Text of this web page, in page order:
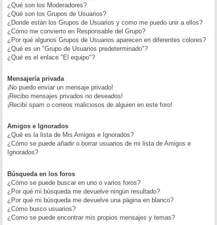
¿Qué son los Moderadores?
¿Qué son los Grupos de Usuarios?
¿Donde están los Grupos de Usuarios y como me puedo unir a ellos?
¿Cómo me convierto en Responsable del Grupo?
¿Por qué algunos Grupos de Usuarios aparecen en diferentes colores?
¿Qué es un "Grupo de Usuarios predeterminado"?
¿Qué es el enlace "El equipo"?
Mensajería privada
¡No puedo enviar un mensaje privado!
¡Recibo mensajes privados no deseados!
¡Recibí spam o correos maliciosos de alguien en este foro!
Amigos e Ignorados
¿Qué es la lista de Mis Amigos e Ignorados?
¿Cómo se puede añadir o borrar usuarios de mi lista de Amigos e
Ignorados?
Búsqueda en los foros
¿Cómo se puede buscar en uno o varios foros?
¿Por qué mi búsqueda me devuelve ningún resultado?
¿Por qué mi búsqueda me devuelve una página en blanco?
¿Cómo busco usuarios?
¿Como se puede encontrar mis propios mensajes y temas?